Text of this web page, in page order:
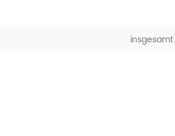
insgesamt